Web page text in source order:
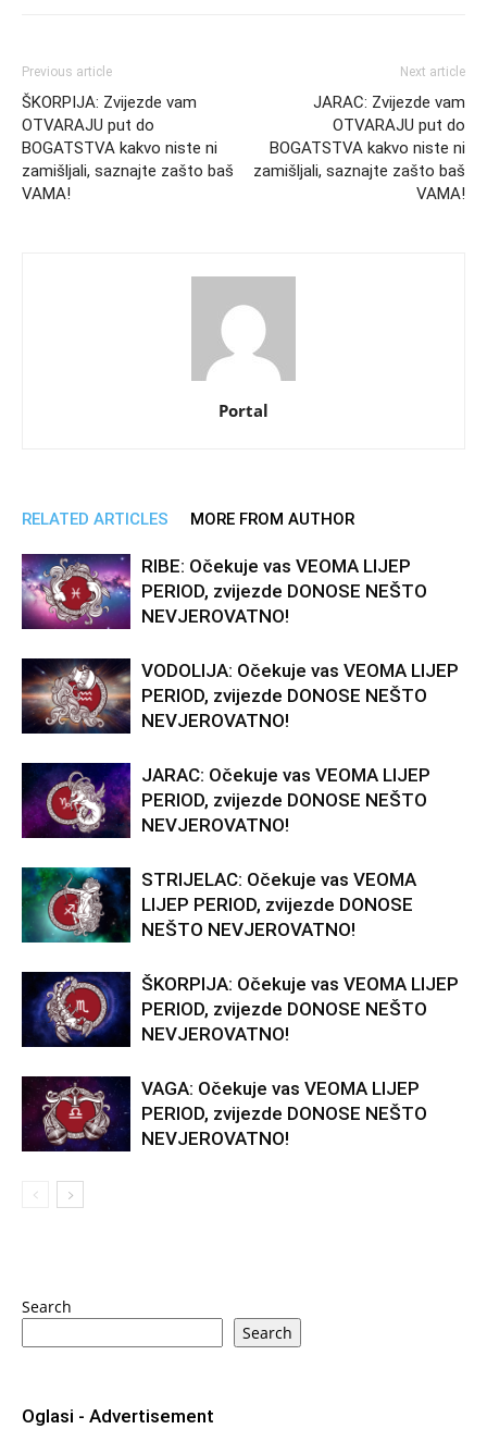
Previous article
ŠKORPIJA: Zvijezde vam
OTVARAJU put do
BOGATSTVA kakvo niste ni
zamišljali, saznajte zašto baš
VAMA!
Next article
JARAC: Zvijezde vam
OTVARAJU put do
BOGATSTVA kakvo niste ni
zamišljali, saznajte zašto baš
VAMA!
Portal
RELATED ARTICLES MORE FROM AUTHOR
RIBE: Očekuje vas VEOMA LIJEP
PERIOD, zvijezde DONOSE NEŠTO
NEVJEROVATNO!
VODOLIJA: Očekuje vas VEOMA LIJEP
PERIOD, zvijezde DONOSE NEŠTO
NEVJEROVATNO!
JARAC: Očekuje vas VEOMA LIJEP
PERIOD, zvijezde DONOSE NEŠTO
NEVJEROVATNO!
STRIJELAC: Očekuje vas VEOMA
LIJEP PERIOD, zvijezde DONOSE
NEŠTO NEVJEROVATNO!
ŠKORPIJA: Očekuje vas VEOMA LIJEP
PERIOD, zvijezde DONOSE NEŠTO
NEVJEROVATNO!
VAGA: Očekuje vas VEOMA LIJEP
PERIOD, zvijezde DONOSE NEŠTO
NEVJEROVATNO!
Search
Search
Oglasi - Advertisement